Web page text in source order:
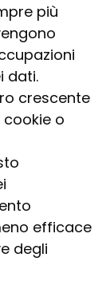
più
dati.
crescente
o
efficace
degli